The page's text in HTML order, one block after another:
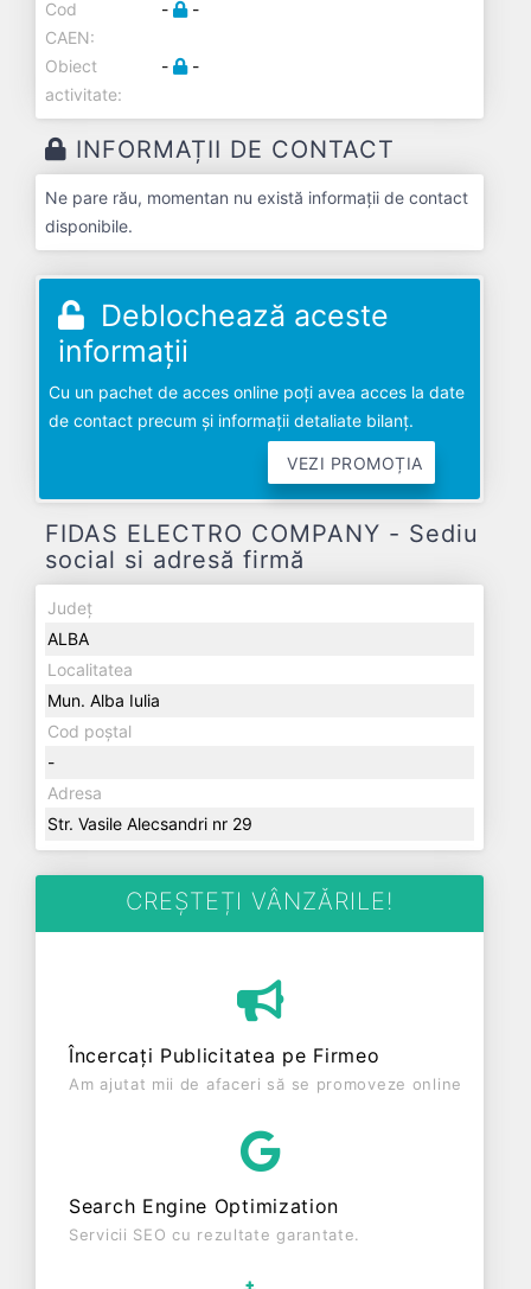
Cod
CAEN:
- -
Obiect
activitate:
- -
INFORMAȚII DE CONTACT
Ne pare rău, momentan nu există informații de contact
disponibile.
Deblochează aceste
informații
Cu un pachet de acces online poți avea acces la date
de contact precum și informații detaliate bilanț.
VEZI PROMOȚIA
FIDAS ELECTRO COMPANY - Sediu
social si adresă firmă
Județ
ALBA
Localitatea
Mun. Alba Iulia
Cod poștal
-
Adresa
Str. Vasile Alecsandri nr 29
CREȘTEȚI VÂNZĂRILE!
Încercați Publicitatea pe Firmeo
Am ajutat mii de afaceri să se promoveze online
Search Engine Optimization
Servicii SEO cu rezultate garantate.